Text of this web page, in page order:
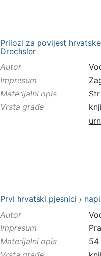
Prilozi za povijest
Drechsler
Autor
Impresum
Materijalni opis
Vrsta građe
Prvi hrvatski pjesnici /
Autor
Impresum
Materijalni opis
54